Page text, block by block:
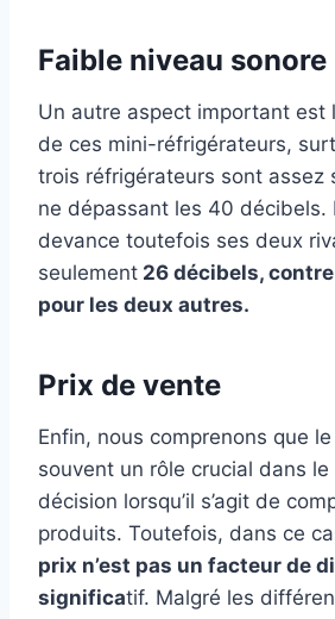
Faible niveau sonore
Un autre aspect important est
de ces mini-réfrigérateurs,
trois réfrigérateurs sont assez
ne dépassant les 40 décibels.
devance toutefois ses deux
seulement 26 décibels,
pour les deux autres.
Prix de vente
Enfin, nous comprenons que
souvent un rôle crucial dans
décision lorsqu’il s’agit de
produits. Toutefois, dans ce
prix n’est pas un facteur de
significatif. Malgré les